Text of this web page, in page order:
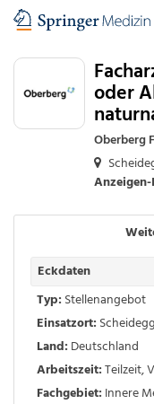
oder
Oberberg
Anzeigen-
Eckdaten
Typ: Stellenangebot
Einsatzort: Scheidegg
Land: Deutschland
Arbeitszeit:Teilzeit,
Fachgebiet: Innere